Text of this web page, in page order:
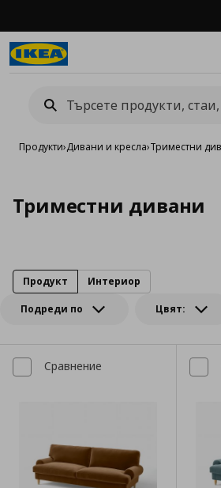
Продукти›Дивани и кресла›Триместни
Триместни дивани
Подреди по Цвят:
Продукт Интериор
Сравнение